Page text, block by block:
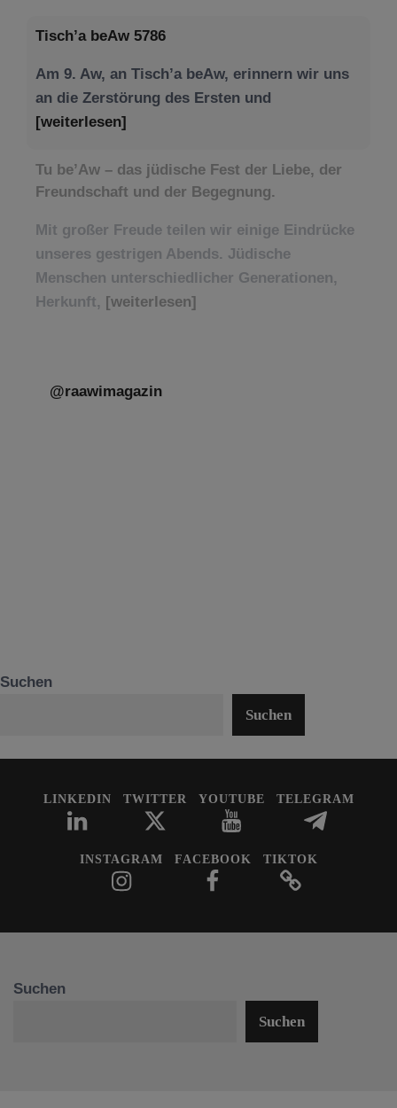
Tisch’a beAw 5786
Am 9. Aw, an Tisch’a beAw, erinnern wir uns
an die Zerstörung des Ersten und
[weiterlesen]
Tu be’Aw – das jüdische Fest der Liebe, der
Freundschaft und der Begegnung.
Mit großer Freude teilen wir einige Eindrücke
unseres gestrigen Abends. Jüdische
Menschen unterschiedlicher Generationen,
Herkunft, [weiterlesen]
@raawimagazin
Suchen
Suchen
LINKEDIN TWITTER YOUTUBE TELEGRAM
INSTAGRAM FACEBOOK TIKTOK
Suchen
Suchen